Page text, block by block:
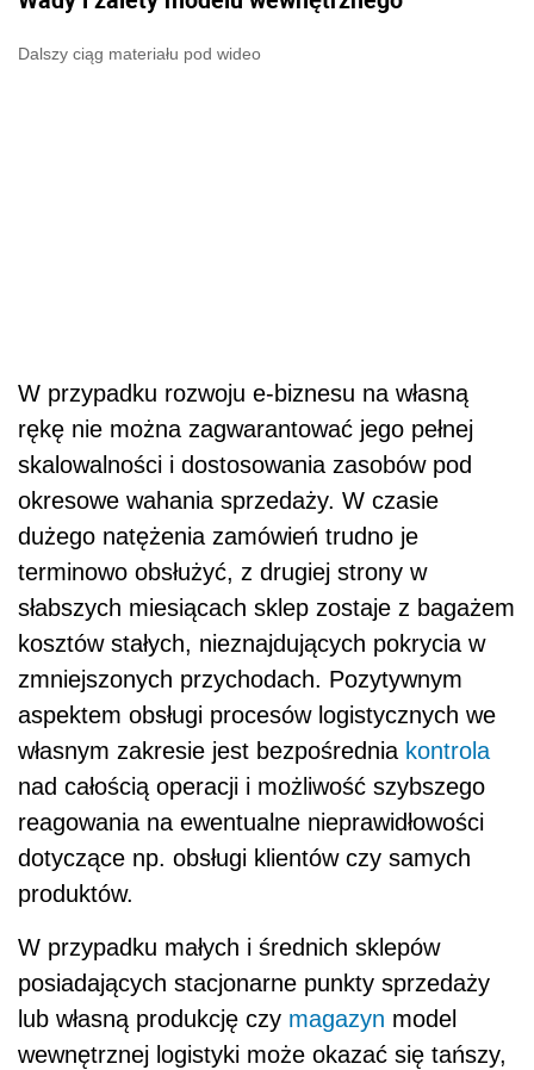
Dalszy ciąg materiału pod wideo
W przypadku rozwoju e-biznesu na własną
rękę nie można zagwarantować jego pełnej
skalowalności i dostosowania zasobów pod
okresowe wahania sprzedaży. W czasie
dużego natężenia zamówień trudno je
terminowo obsłużyć, z drugiej strony w
słabszych miesiącach sklep zostaje z bagażem
kosztów stałych, nieznajdujących pokrycia w
zmniejszonych przychodach. Pozytywnym
aspektem obsługi procesów logistycznych we
własnym zakresie jest bezpośrednia kontrola
nad całością operacji i możliwość szybszego
reagowania na ewentualne nieprawidłowości
dotyczące np. obsługi klientów czy samych
produktów.
W przypadku małych i średnich sklepów
posiadających stacjonarne punkty sprzedaży
lub własną produkcję czy magazyn model
wewnętrznej logistyki może okazać się tańszy,